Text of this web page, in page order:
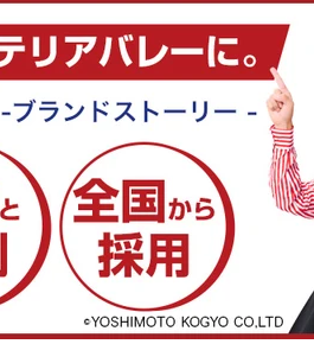
るよう精進致します。
機会がございましたら、是非